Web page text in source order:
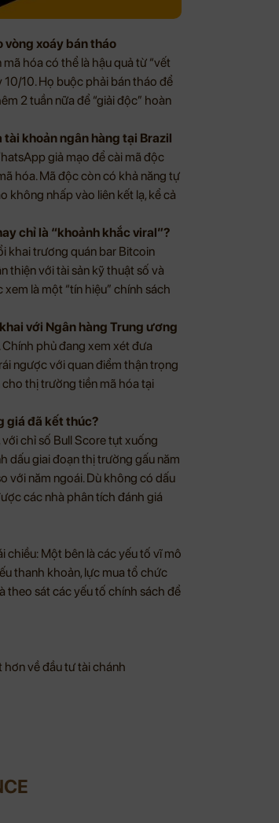
vòng xoáy bán tháo
hóa có thể là hậu quả từ “vết
10. Họ buộc phải bán tháo để
2 tuần nữa để “giải độc” hoàn
tài khoản ngân hàng tại Brazil
giả mạo để cài mã độc
hóa. Mã độc còn có khả năng tự
không nhấp vào liên kết lạ, kể cả
chỉ là “khoảnh khắc viral”?
khai trương quán bar Bitcoin
thiện với tài sản kỹ thuật số và
là một “tín hiệu” chính sách
với Ngân hàng Trung ương
phủ đang xem xét đưa
ngược với quan điểm thận trọng
thị trường tiền mã hóa tại
giá đã kết thúc?
chỉ số Bull Score tụt xuống
dấu giai đoạn thị trường gấu năm
với năm ngoái. Dù không có dấu
các nhà phân tích đánh giá
Một bên là các yếu tố vĩ mô
thanh khoản, lực mua tổ chức
theo sát các yếu tố chính sách để
hơn về đầu tư tài chánh